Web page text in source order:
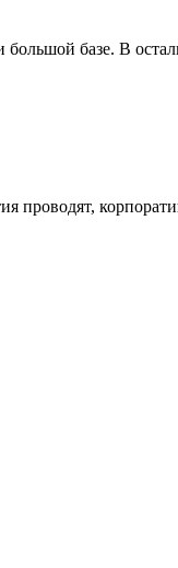
базе. В
проводят,